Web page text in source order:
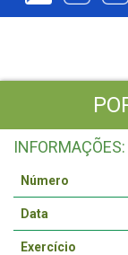
INFORMAÇÕES:
Número
Data
Exercício